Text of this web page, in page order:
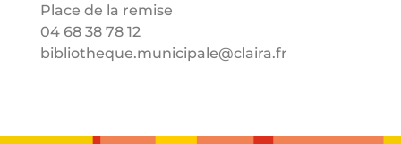
Place de la remise
04 68 38 78 12
bibliotheque.municipale@claira.fr